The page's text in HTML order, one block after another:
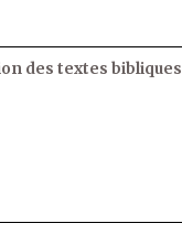
des textes bibliques